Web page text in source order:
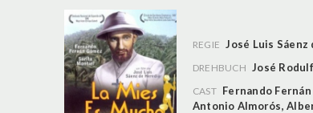
REGIE José Luis Sáenz
DREHBUCH José
CAST Fernando
Antonio Almorós,